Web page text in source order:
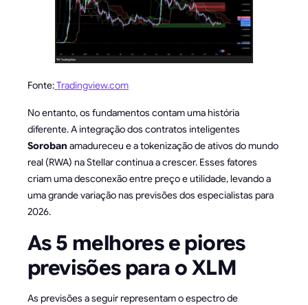
Fonte:Tradingview.com
No entanto, os fundamentos contam uma história
diferente. A integração dos contratos inteligentes
Soroban amadureceu e a tokenização de ativos do mundo
real (RWA) na Stellar continua a crescer. Esses fatores
criam uma desconexão entre preço e utilidade, levando a
uma grande variação nas previsões dos especialistas para
2026.
As 5 melhores e piores
previsões para o XLM
As previsões a seguir representam o espectro de